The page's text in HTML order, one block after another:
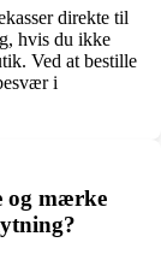
direkte til
hvis du ikke
Ved at bestille
i
og mærke